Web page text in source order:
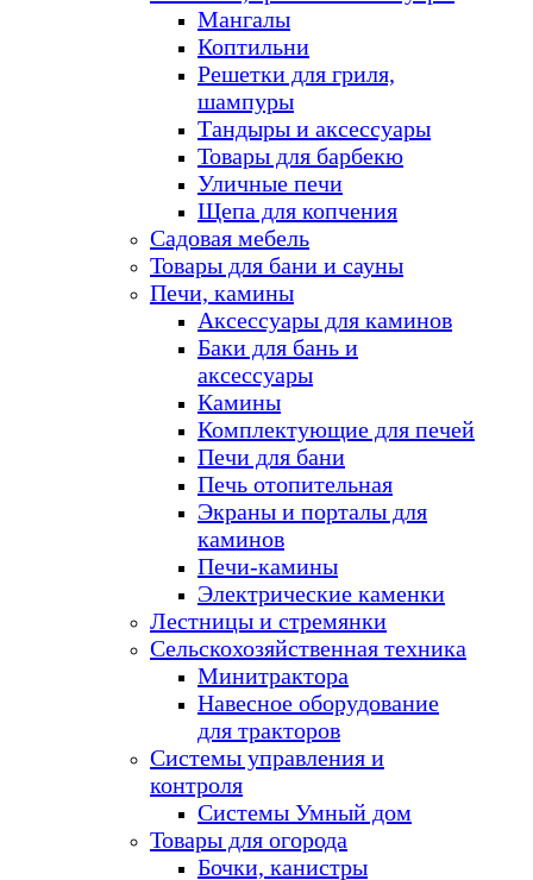
Мангалы
Коптильни
Решетки для гриля,
шампуры
Тандыры и аксессуары
Товары для барбекю
Уличные печи
Щепа для копчения
Садовая мебель
Товары для бани и сауны
Печи, камины
Аксессуары для каминов
Баки для бань и
аксессуары
Камины
Комплектующие для печей
Печи для бани
Печь отопительная
Экраны и порталы для
каминов
Печи-камины
Электрические каменки
Лестницы и стремянки
Сельскохозяйственная техника
Минитрактора
Навесное оборудование
для тракторов
Системы управления и
контроля
Системы Умный дом
Товары для огорода
Бочки, канистры